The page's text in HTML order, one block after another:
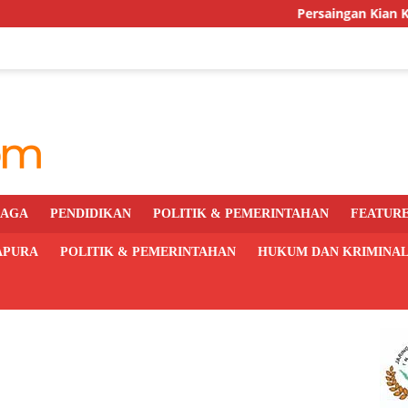
Persaingan Kian Ketat, PRI
PENDIDIKAN POLITIK & PEMERINTAHAN
POLITIK & PEMERINTAHAN HUKUM DAN KRIMINAL